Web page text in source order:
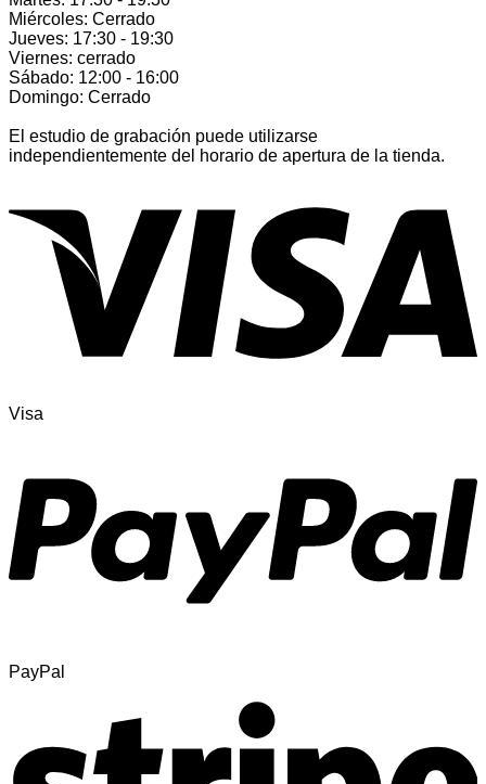
Miércoles: Cerrado
Jueves: 17:30 - 19:30
Viernes: cerrado
Sábado: 12:00 - 16:00
Domingo: Cerrado
El estudio de grabación puede utilizarse
independientemente del horario de apertura de la tienda.
Visa
PayPal